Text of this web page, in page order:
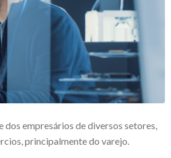
dos empresários de diversos setores,
principalmente do varejo.